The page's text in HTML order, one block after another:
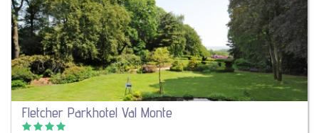
Fletcher Parkhotel Val Monte